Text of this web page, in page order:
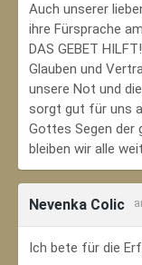
Auch unserer
ihre Fürsprache
DAS GEBET
Glauben und
unsere Not und
sorgt gut für uns
Gottes Segen der
bleiben wir alle
Nevenka Colic
Ich bete für die